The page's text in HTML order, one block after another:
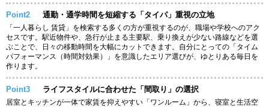
Point2 通勤・通学時間を短縮する「タイパ」重視の立地
「一人暮らし 賃貸」を検索する多くの方が重視するのが、職場や学校へのアク
セスです。駅近物件や、急行が止まる主要駅、乗り換えが少ない路線などを選
ぶことで、日々の移動時間を大幅にカットできます。自分にとっての「タイム
パフォーマンス（時間対効果）」を意識したエリア選びが、ゆとりある毎日を
作ります。
Point3 ライフスタイルに合わせた「間取り」の選択
居室とキッチンが一体で家賃を抑えやすい「ワンルーム」から、寝室と生活空